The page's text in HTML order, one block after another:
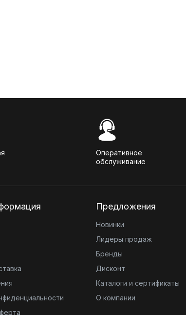
Оперативное
обслуживание
Предложения
Новинки
Лидеры продаж
Бренды
Дисконт
Каталоги и сертификаты
О компании